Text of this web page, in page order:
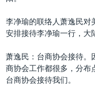
李净瑜的联络人萧逸民对
安排接待李净瑜一行，大
萧逸民：台商协会接待。
商协会工作都很多，分布
台商协会接待我们。